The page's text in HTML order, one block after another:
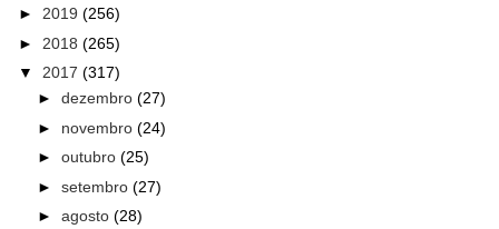
► 2019 (256)
► 2018 (265)
▼ 2017 (317)
► dezembro (27)
► novembro (24)
► outubro (25)
► setembro (27)
► agosto (28)